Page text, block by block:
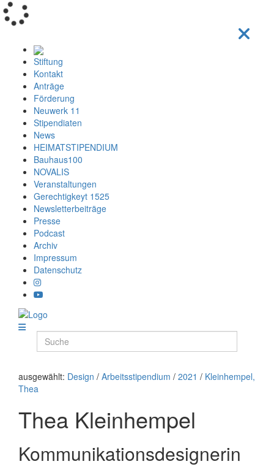
Stiftung
Kontakt
Anträge
Förderung
Neuwerk 11
Stipendiaten
News
HEIMATSTIPENDIUM
Bauhaus100
NOVALIS
Veranstaltungen
Gerechtigkeyt 1525
Newsletterbeiträge
Presse
Podcast
Archiv
Impressum
Datenschutz
ausgewählt: Design / Arbeitsstipendium / 2021 / Kleinhempel,
Thea
Thea Kleinhempel
Kommunikationsdesignerin